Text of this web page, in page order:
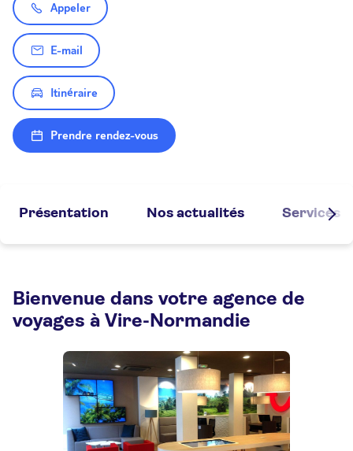
Appeler
E-mail
Itinéraire
Prendre rendez-vous
Présentation Nos actualités Services
Bienvenue dans votre agence de
voyages à Vire-Normandie